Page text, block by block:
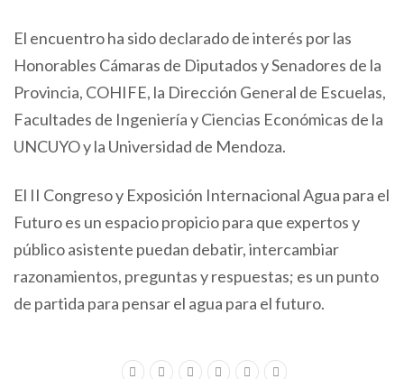
El encuentro ha sido declarado de interés por las
Honorables Cámaras de Diputados y Senadores de la
Provincia, COHIFE, la Dirección General de Escuelas,
Facultades de Ingeniería y Ciencias Económicas de la
UNCUYO y la Universidad de Mendoza.
El II Congreso y Exposición Internacional Agua para el
Futuro es un espacio propicio para que expertos y
público asistente puedan debatir, intercambiar
razonamientos, preguntas y respuestas; es un punto
de partida para pensar el agua para el futuro.